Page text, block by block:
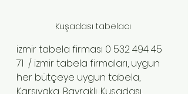
Kuşadası tabelacı
izmir tabela firması 0 532 494 45
71  / izmir tabela firmaları, uygun
her bütçeye uygun tabela,